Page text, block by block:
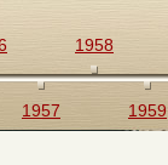
1957
1958
1959